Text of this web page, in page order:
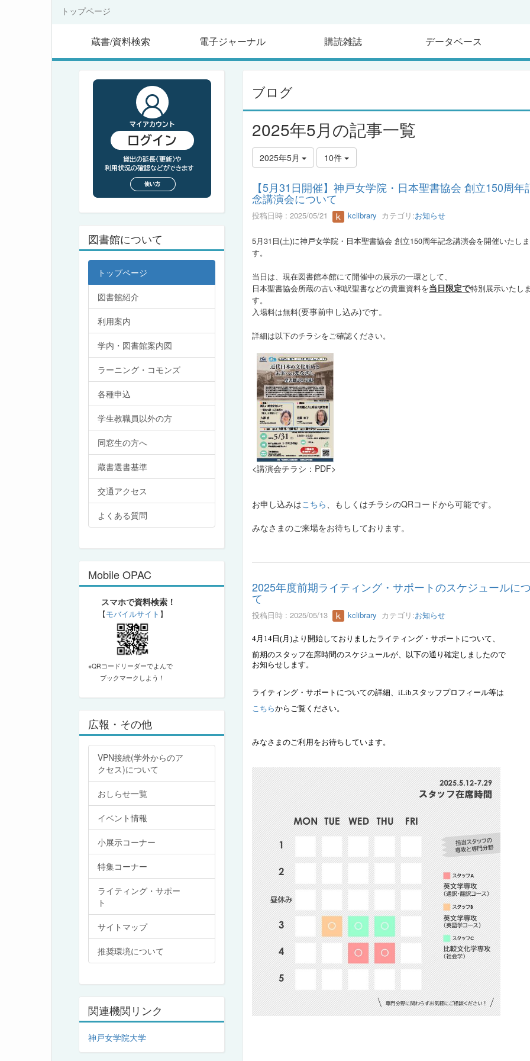
トップページ
蔵書/資料検索 電子ジャーナル 購読雑誌 データベース
ブログ
2025年5月の記事一覧
2025年5月 10件
【5月31日開催】神戸女学院・日本聖書協会 創立150周年
念講演会について
投稿日時 : 2025/05/21 kclibrary カテゴリ:お知らせ
5月31日(土)に神戸女学院・日本聖書協会 創立150周年記念講演会を開催いたしま
す。
当日は、現在図書館本館にて開催中の展示の一環として、
日本聖書協会所蔵の古い和訳聖書などの貴重資料を当日限定で特別展示いたし
す。
入場料は無料(要事前申し込み)です。
詳細は以下のチラシをご確認ください。
<講演会チラシ：PDF>
お申し込みはこちら 、もしくはチラシのQRコードから可能です。
みなさまのご来場をお待ちしております。
2025年度前期ライティング・サポートのスケジュールに
て
投稿日時 : 2025/05/13 kclibrary カテゴリ:お知らせ
4月 14 日 (月 )より開始しておりましたライティング・サポートについて、
前期のスタッフ在席時間のスケジュールが、
以下の通り 確定しましたので
お知らせします。
ライティング・サポートについての詳細、 iLibスタッフプロフィール等は
こちらからご覧ください。
みなさまのご利用をお待ちしています。
図書館について
トップページ
図書館紹介
利用案内
学内・図書館案内図
ラーニング・コモンズ
各種申込
学生教職員以外の方
同窓生の方へ
蔵書選書基準
交通アクセス
よくある質問
Mobile OPAC
スマホで資料検索！
【モバイルサイト 】
※QRコードリーダーでよんで
ブックマークしよう！
広報・その他
VPN接続(学外からのア
クセス)について
おしらせ一覧
イベント情報
小展示コーナー
特集コーナー
ライティング・サポー
ト
サイトマップ
推奨環境について
関連機関リンク
神戸女学院大学